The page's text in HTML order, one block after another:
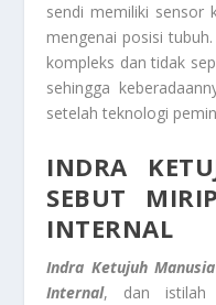
sendi memiliki sensor
mengenai posisi
kompleks dan tidak
sehingga
setelah teknologi
INDRA
SEBUT
INTERNAL
Indra Ketujuh
Internal, dan istilah